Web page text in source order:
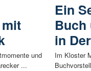
und
...
Ein
Buch
in
Im Kloster